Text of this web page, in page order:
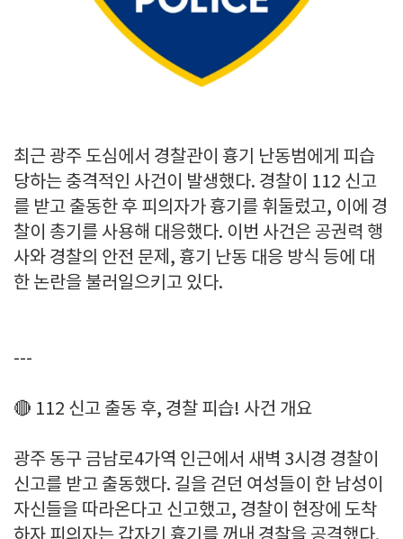
최근 광주 도심에서 경찰관이 흉기 난동범에게 피습
당하는 충격적인 사건이 발생했다. 경찰이 112 신고
를 받고 출동한 후 피의자가 흉기를 휘둘렀고, 이에 경
찰이 총기를 사용해 대응했다. 이번 사건은 공권력 행
사와 경찰의 안전 문제, 흉기 난동 대응 방식 등에 대
한 논란을 불러일으키고 있다.
---
🔴 112 신고 출동 후, 경찰 피습! 사건 개요
광주 동구 금남로4가역 인근에서 새벽 3시경 경찰이
신고를 받고 출동했다. 길을 걷던 여성들이 한 남성이
자신들을 따라온다고 신고했고, 경찰이 현장에 도착